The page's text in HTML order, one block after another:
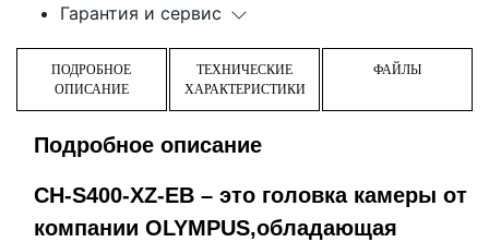
Гарантия и сервис
ПОДРОБНОЕ
ОПИСАНИЕ
ТЕХНИЧЕСКИЕ
ХАРАКТЕРИСТИКИ
ФАЙЛЫ
Подробное описание
CH-S400-XZ-EB – это головка камеры от
компании OLYMPUS,обладающая